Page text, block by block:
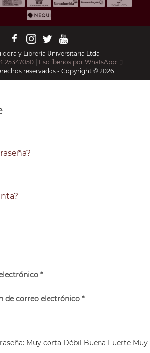
y Librería Universitaria Ltda.
| Escríbenos por WhatsApp:
reservados - Copyright © 2026
*
de correo electrónico *
Muy corta Débil Buena Fuerte Muy